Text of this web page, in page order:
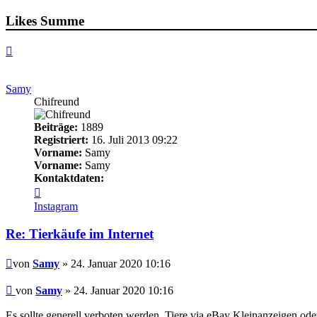
Likes Summe
Samy
Chifreund
Beiträge: 1889
Registriert: 16. Juli 2013 09:22
Vorname: Samy
Vorname: Samy
Kontaktdaten:
von
Samy
Instagram
Re: Tierkäufe im Internet
Beitrag
von Samy » 24. Januar 2020 10:16
Beitrag
von Samy » 24. Januar 2020 10:16